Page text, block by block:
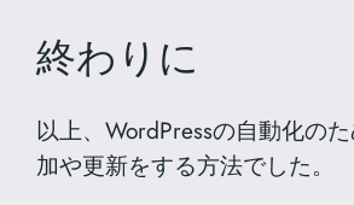
終わりに
以上、WordPressの自動化の
加や更新をする方法でした。